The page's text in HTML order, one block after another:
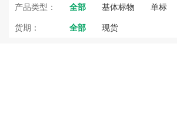
产品类型：
全部 基体标物 单标
货期：
全部 现货